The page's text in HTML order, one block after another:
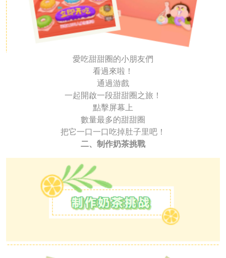
愛吃甜甜圈的小朋友們
看過來啦！
通過游戲
一起開啟一段甜甜圈之旅！
點擊屏幕上
數量最多的甜甜圈
把它一口一口吃掉肚子里吧！
二、制作奶茶挑戰